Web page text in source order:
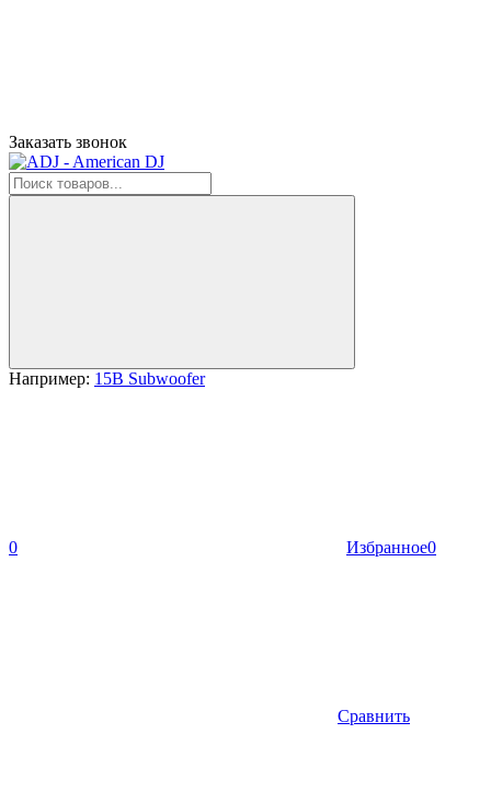
Заказать звонок
Например: 15B Subwoofer
0 Избранное0
Сравнить